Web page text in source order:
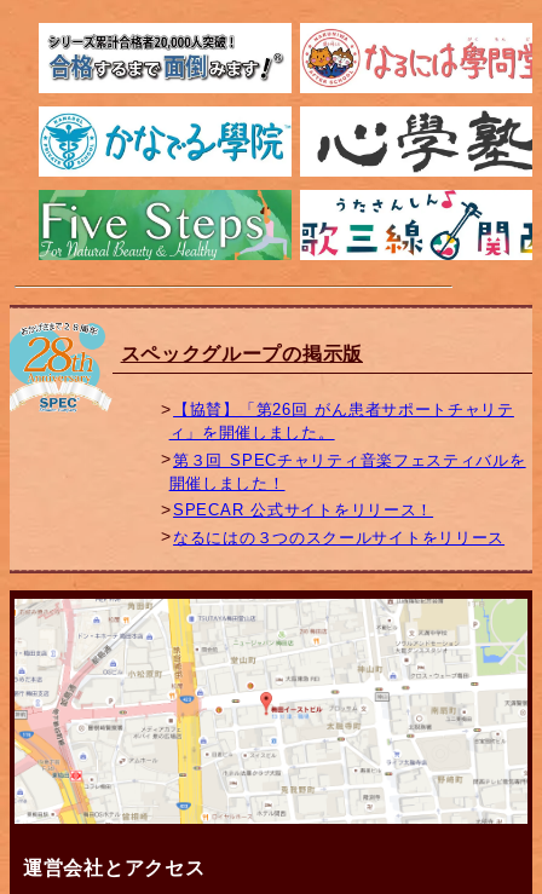
スペックグループの掲示版
【協賛】「第26回 がん患者サポートチャリテ
ィ」を開催しました。
第３回 SPECチャリティ音楽フェスティバルを
開催しました！
SPECAR 公式サイトをリリース！
なるにはの３つのスクールサイトをリリース
運営会社とアクセス